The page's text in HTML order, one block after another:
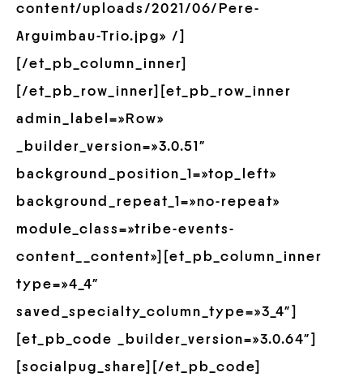
content/uploads/2021/06/Pere-
Arguimbau-Trio.jpg» /]
[/et_pb_column_inner]
[/et_pb_row_inner][et_pb_row_inner
admin_label=»Row»
_builder_version=»3.0.51″
background_position_1=»top_left»
background_repeat_1=»no-repeat»
module_class=»tribe-events-
content__content»][et_pb_column_inner
type=»4_4″
saved_specialty_column_type=»3_4″]
[et_pb_code _builder_version=»3.0.64″]
[socialpug_share][/et_pb_code]